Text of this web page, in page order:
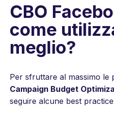
CBO
come
meglio?
Per sfruttare al massimo le
Campaign Budget
seguire alcune best